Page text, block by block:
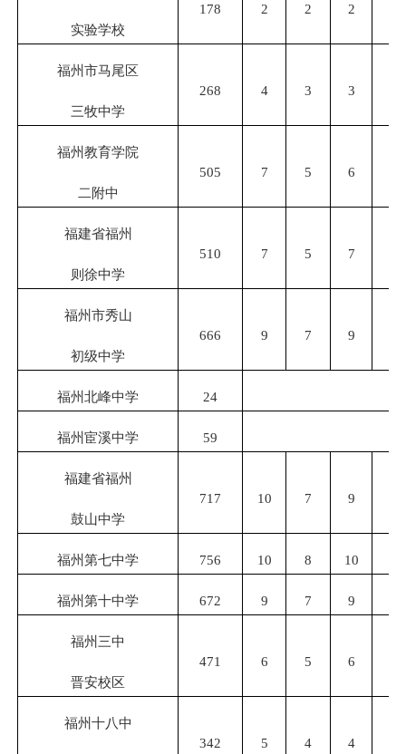
实验学校
178 2 2 2
福州市马尾区
三牧中学
268 4 3 3
福州教育学院
二附中
505 7 5 6
福建省福州
则徐中学
510 7 5 7
福州市秀山
初级中学
666 9 7 9
福州北峰中学 24
福州宦溪中学 59
福建省福州
鼓山中学
717 10 7 9
福州第七中学 756 10 8 10
福州第十中学 672 9 7 9
福州三中
晋安校区
471 6 5 6
福州十八中
342 5 4 4